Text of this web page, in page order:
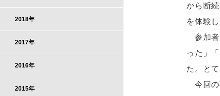
から断
を体験し
参加者
った」
た。と
今回の
2018年
2017年
2016年
2015年